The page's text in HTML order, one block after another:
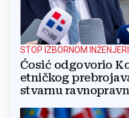
STOP IZBORNOM
Ćosić odgovorio
etničkog
stvarnu